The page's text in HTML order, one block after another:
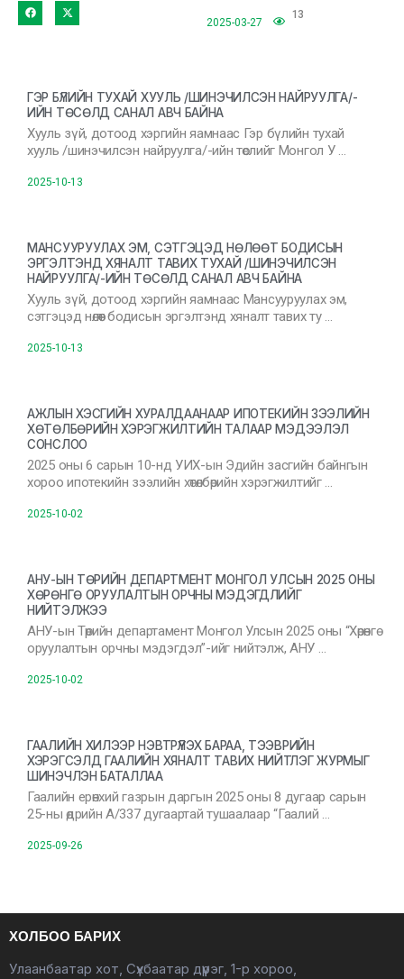
2025-03-27
13
ГЭР БҮЛИЙН ТУХАЙ ХУУЛЬ /ШИНЭЧИЛСЭН НАЙРУУЛГА/-
ИЙН ТӨСӨЛД САНАЛ АВЧ БАЙНА
Хууль зүй, дотоод хэргийн яамнаас Гэр бүлийн тухай
хууль /шинэчилсэн найруулга/-ийн төслийг Монгол У …
2025-10-13
МАНСУУРУУЛАХ ЭМ, СЭТГЭЦЭД НӨЛӨӨТ БОДИСЫН
ЭРГЭЛТЭНД ХЯНАЛТ ТАВИХ ТУХАЙ /ШИНЭЧИЛСЭН
НАЙРУУЛГА/-ИЙН ТӨСӨЛД САНАЛ АВЧ БАЙНА
Хууль зүй, дотоод хэргийн яамнаас Мансууруулах эм,
сэтгэцэд нөлөөт бодисын эргэлтэнд хяналт тавих ту …
2025-10-13
АЖЛЫН ХЭСГИЙН ХУРАЛДААНААР ИПОТЕКИЙН ЗЭЭЛИЙН
ХӨТӨЛБӨРИЙН ХЭРЭГЖИЛТИЙН ТАЛААР МЭДЭЭЛЭЛ
СОНСЛОО
2025 оны 6 сарын 10-нд УИХ-ын Эдийн засгийн байнгын
хороо ипотекийн зээлийн хөтөлбөрийн хэрэгжилтийг …
2025-10-02
АНУ-ЫН ТӨРИЙН ДЕПАРТМЕНТ МОНГОЛ УЛСЫН 2025 ОНЫ
ХӨРӨНГӨ ОРУУЛАЛТЫН ОРЧНЫ МЭДЭГДЛИЙГ
НИЙТЭЛЖЭЭ
АНУ-ын Төрийн департамент Монгол Улсын 2025 оны “Хөрөнгө
оруулалтын орчны мэдэгдэл”-ийг нийтэлж, АНУ …
2025-10-02
ГААЛИЙН ХИЛЭЭР НЭВТРҮҮЛЭХ БАРАА, ТЭЭВРИЙН
ХЭРЭГСЭЛД ГААЛИЙН ХЯНАЛТ ТАВИХ НИЙТЛЭГ ЖУРМЫГ
ШИНЭЧЛЭН БАТАЛЛАА
Гаалийн ерөнхий газрын даргын 2025 оны 8 дугаар сарын
25-ны өдрийн А/337 дугаартай тушаалаар “Гаалий …
2025-09-26
ХОЛБОО БАРИХ
Улаанбаатар хот, Сүхбаатар дүүрэг, 1-р хороо,